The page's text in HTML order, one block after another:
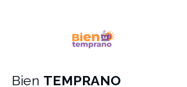
Bien TEMPRANO